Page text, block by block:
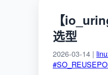
【
选型
2026-03-14 |